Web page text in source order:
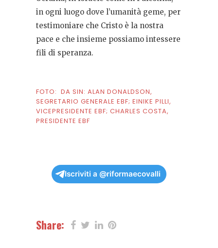
in ogni luogo dove l’umanità geme, per
testimoniare che Cristo è la nostra
pace e che insieme possiamo intessere
fili di speranza.
FOTO: DA SIN: ALAN DONALDSON,
SEGRETARIO GENERALE EBF; EINIKE PILLI,
VICEPRESIDENTE EBF; CHARLES COSTA,
PRESIDENTE EBF
Iscriviti a @riformaecovalli
Share: